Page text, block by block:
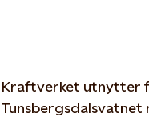
Kraftverket utnytter
Tunsbergsdalsvatnet